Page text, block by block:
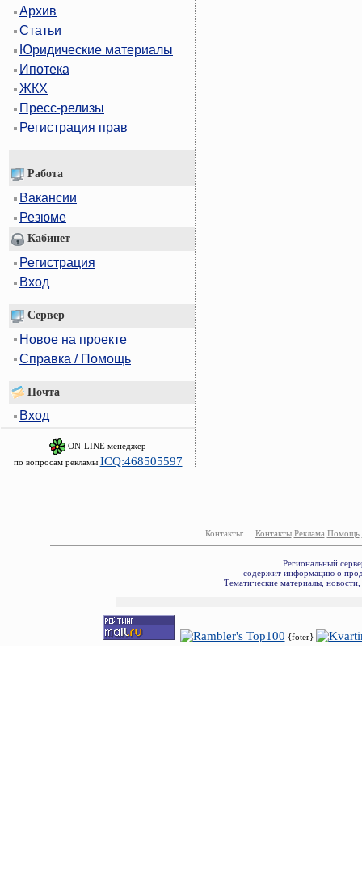
Архив
Статьи
Юридические материалы
Ипотека
ЖКХ
Пресс-релизы
Регистрация прав
Работа
Вакансии
Резюме
Кабинет
Регистрация
Вход
Сервер
Новое на проекте
Справка / Помощь
Почта
Вход
ON-LINE менеджер
по вопросам рекламы ICQ:468505597
Контакты: Контакты Реклама Помощь
Региональный
содержит информацию о
Тематические материалы,
{foter}